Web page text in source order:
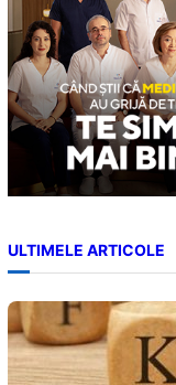
ULTIMELE ARTICOLE